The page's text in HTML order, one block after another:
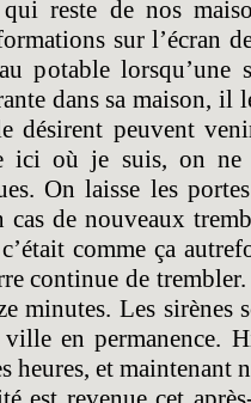
reste de nos
sur l’écran
potable lorsqu’une
dans sa maison, il
désirent peuvent
ici où je suis, on
On laisse les
cas de nouveaux
comme ça
continue de
minutes. Les
en permanence.
heures, et maintenant